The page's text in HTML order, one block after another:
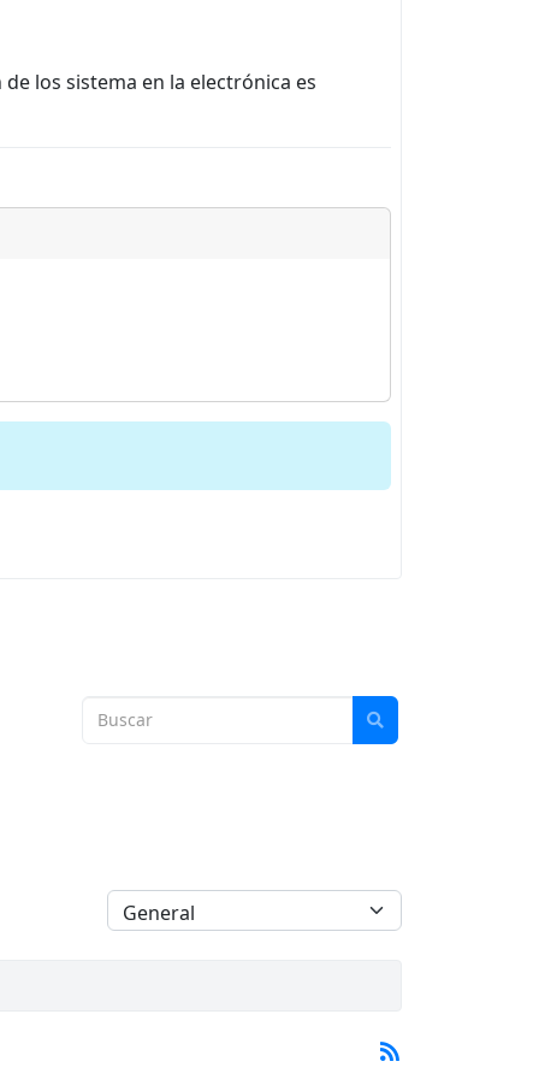
los sistema en la electrónica es